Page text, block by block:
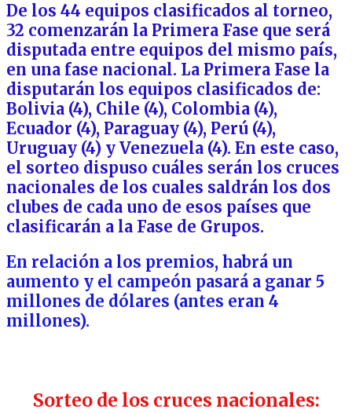
De los 44 equipos clasificados al torneo,
32 comenzarán la Primera Fase que será
disputada entre equipos del mismo país,
en una fase nacional. La Primera Fase la
disputarán los equipos clasificados de:
Bolivia (4), Chile (4), Colombia (4),
Ecuador (4), Paraguay (4), Perú (4),
Uruguay (4) y Venezuela (4). En este caso,
el sorteo dispuso cuáles serán los cruces
nacionales de los cuales saldrán los dos
clubes de cada uno de esos países que
clasificarán a la Fase de Grupos.
En relación a los premios, habrá un
aumento y el campeón pasará a ganar 5
millones de dólares (antes eran 4
millones).
Sorteo de los cruces nacionales: